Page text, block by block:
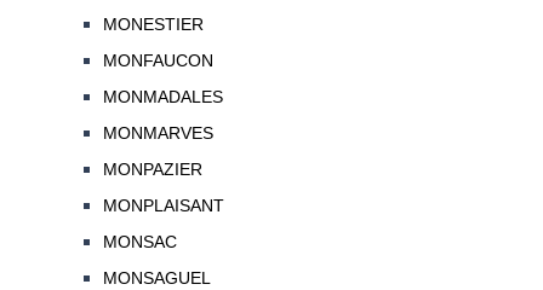
MONESTIER
MONFAUCON
MONMADALES
MONMARVES
MONPAZIER
MONPLAISANT
MONSAC
MONSAGUEL